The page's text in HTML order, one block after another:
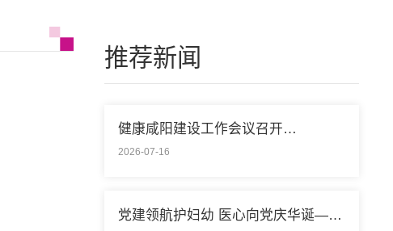
推荐新闻
健康咸阳建设工作会议召开…
2026-07-16
党建领航护妇幼 医心向党庆华诞—— 咸阳市…